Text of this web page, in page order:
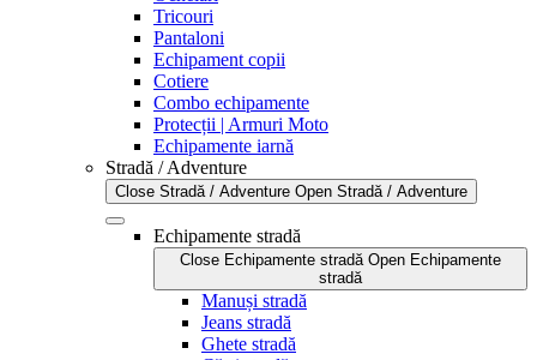
Tricouri
Pantaloni
Echipament copii
Cotiere
Combo echipamente
Protecții | Armuri Moto
Echipamente iarnă
Stradă / Adventure
Close Stradă / Adventure Open Stradă / Adventure
Echipamente stradă
Close Echipamente stradă Open Echipamente
stradă
Manuși stradă
Jeans stradă
Ghete stradă